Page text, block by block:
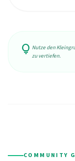
lightbulb Nutze den
zu vertiefen.
COMMUNITY